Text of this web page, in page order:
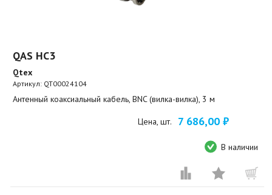
QAS HC3
Qtex
Артикул: QT00024104
Антенный коаксиальный кабель, BNC (вилка-вилка), 3 м
Цена, шт. 7 686,00 ₽
В наличии